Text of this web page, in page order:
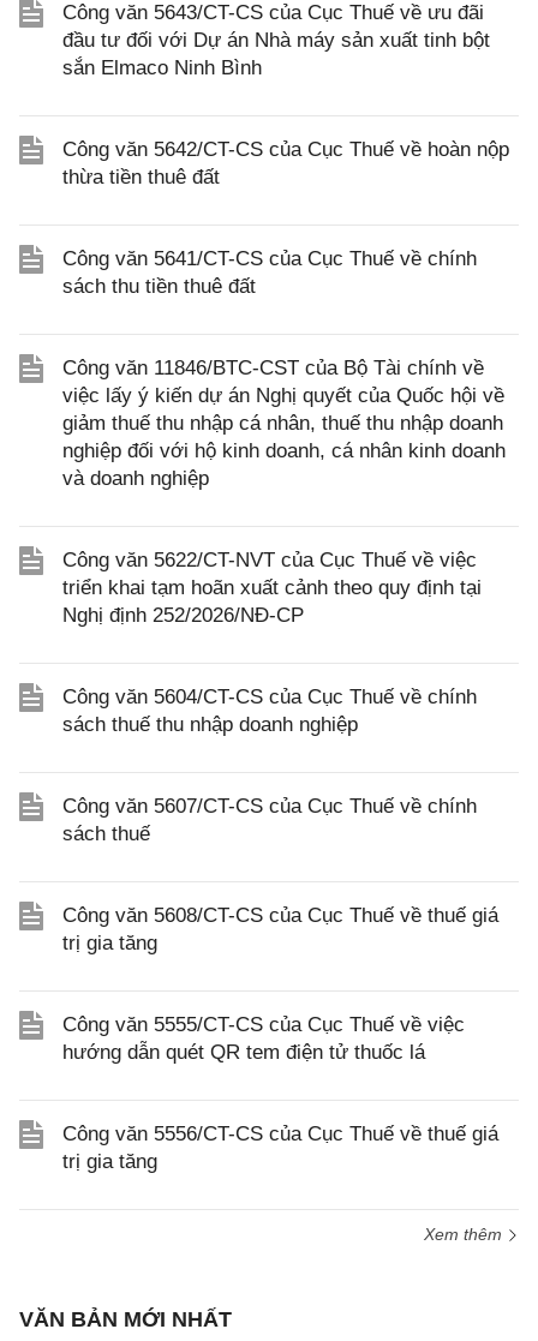
Công văn 5643/CT-CS của Cục Thuế về ưu đãi
đầu tư đối với Dự án Nhà máy sản xuất tinh bột
sắn Elmaco Ninh Bình
Công văn 5642/CT-CS của Cục Thuế về hoàn nộp
thừa tiền thuê đất
Công văn 5641/CT-CS của Cục Thuế về chính
sách thu tiền thuê đất
Công văn 11846/BTC-CST của Bộ Tài chính về
việc lấy ý kiến dự án Nghị quyết của Quốc hội về
giảm thuế thu nhập cá nhân, thuế thu nhập doanh
nghiệp đối với hộ kinh doanh, cá nhân kinh doanh
và doanh nghiệp
Công văn 5622/CT-NVT của Cục Thuế về việc
triển khai tạm hoãn xuất cảnh theo quy định tại
Nghị định 252/2026/NĐ-CP
Công văn 5604/CT-CS của Cục Thuế về chính
sách thuế thu nhập doanh nghiệp
Công văn 5607/CT-CS của Cục Thuế về chính
sách thuế
Công văn 5608/CT-CS của Cục Thuế về thuế giá
trị gia tăng
Công văn 5555/CT-CS của Cục Thuế về việc
hướng dẫn quét QR tem điện tử thuốc lá
Công văn 5556/CT-CS của Cục Thuế về thuế giá
trị gia tăng
Xem thêm
VĂN BẢN MỚI NHẤT